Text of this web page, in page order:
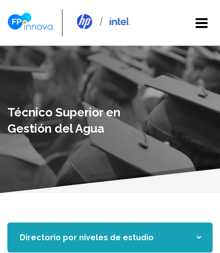
Técnico Superior en
Gestión del Agua